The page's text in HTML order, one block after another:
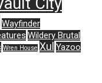
Wayfinder
Wildery Brutal
Wren House Xul Yazoo